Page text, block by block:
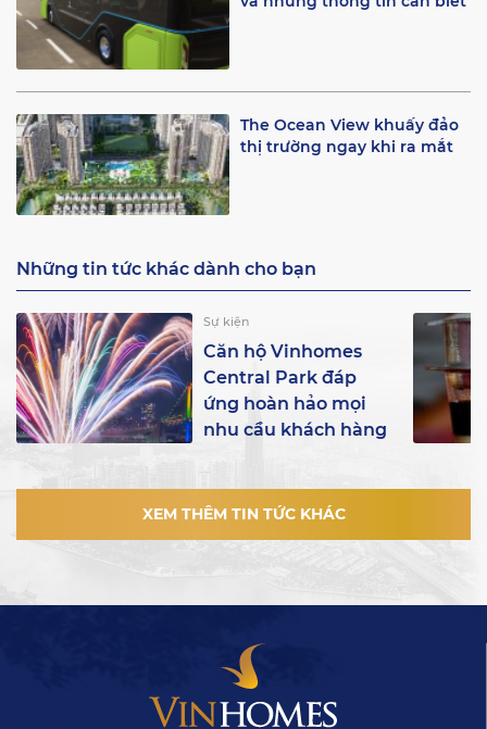
The Ocean View khuấy đảo
thị trường ngay khi ra mắt
Những tin tức khác dành cho bạn
Sự kiện
Căn hộ Vinhomes
Central Park đáp
ứng hoàn hảo mọi
nhu cầu khách hàng
XEM THÊM TIN TỨC KHÁC